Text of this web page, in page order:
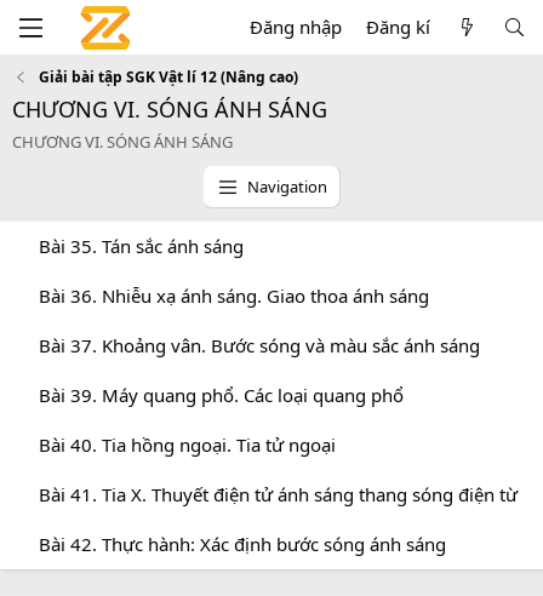
Đăng nhập Đăng kí
Giải bài tập SGK Vật lí 12 (Nâng cao)
CHƯƠNG VI. SÓNG ÁNH SÁNG
CHƯƠNG VI. SÓNG ÁNH SÁNG
Navigation
Bài 35. Tán sắc ánh sáng
Bài 36. Nhiễu xạ ánh sáng. Giao thoa ánh sáng
Bài 37. Khoảng vân. Bước sóng và màu sắc ánh sáng
Bài 39. Máy quang phổ. Các loại quang phổ
Bài 40. Tia hồng ngoại. Tia tử ngoại
Bài 41. Tia X. Thuyết điện tử ánh sáng thang sóng điện từ
Bài 42. Thực hành: Xác định bước sóng ánh sáng